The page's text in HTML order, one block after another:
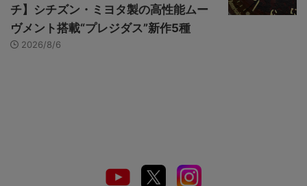
チ】シチズン・ミヨタ製の高性能ムー
ヴメント搭載“プレジダス”新作5種
2026/8/6